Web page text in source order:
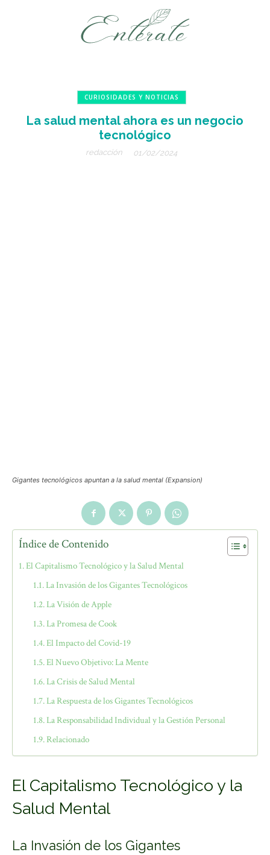
CURIOSIDADES Y NOTICIAS
La salud mental ahora es un negocio
tecnológico
redacción 01/02/2024
Gigantes tecnológicos apuntan a la salud mental (Expansion)
Índice de Contenido
El Capitalismo Tecnológico y la Salud Mental
La Invasión de los Gigantes Tecnológicos
La Visión de Apple
La Promesa de Cook
El Impacto del Covid-19
El Nuevo Objetivo: La Mente
La Crisis de Salud Mental
La Respuesta de los Gigantes Tecnológicos
La Responsabilidad Individual y la Gestión Personal
Relacionado
El Capitalismo Tecnológico y la
Salud Mental
La Invasión de los Gigantes